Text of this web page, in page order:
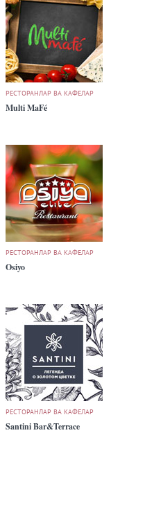
РЕСТОРАНЛАР ВА КАФЕЛАР
Multi MaFé
РЕСТОРАНЛАР ВА КАФЕЛАР
Osiyo
РЕСТОРАНЛАР ВА КАФЕЛАР
Santini Bar&Terrace